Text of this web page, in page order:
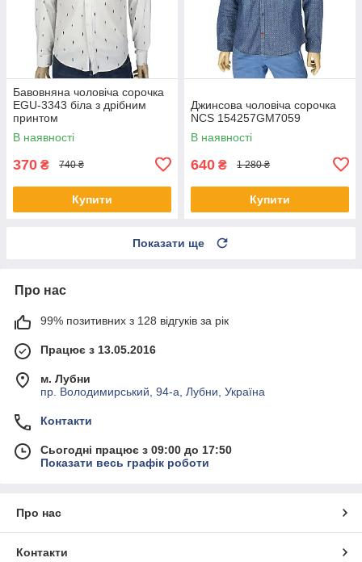
Бавовняна чоловіча сорочка
EGU-3343 біла з дрібним
принтом
В наявності
370 ₴ 740 ₴
Купити
Джинсова чоловіча сорочка
NCS 154257GM7059
В наявності
640 ₴ 1 280 ₴
Купити
Показати ще
Про нас
99% позитивних з 128 відгуків за рік
Працює з 13.05.2016
м. Лубни
пр. Володимирський, 94-а, Лубни, Україна
Контакти
Сьогодні працює з 09:00 до 17:50
Показати весь графік роботи
Про нас
Контакти